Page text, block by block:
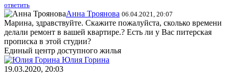
ответить
Анна Троянова 06.04.2021, 20:07
Марина, здравствуйте. Скажите пожалуйста, сколько времени
делали ремонт в вашей квартире.? Есть ли у Вас питерская
прописка в этой студии?
Единый центр доступного жилья
Юлия Горина
19.03.2020, 20:03